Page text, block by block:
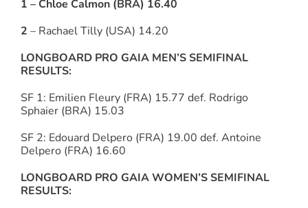
1 – Chloe Calmon (BRA) 16.40
2 – Rachael Tilly (USA) 14.20
LONGBOARD PRO GAIA MEN’S SEMIFINAL
RESULTS:
SF 1: Emilien Fleury (FRA) 15.77 def. Rodrigo
Sphaier (BRA) 15.03
SF 2: Edouard Delpero (FRA) 19.00 def. Antoine
Delpero (FRA) 16.60
LONGBOARD PRO GAIA WOMEN’S SEMIFINAL
RESULTS: